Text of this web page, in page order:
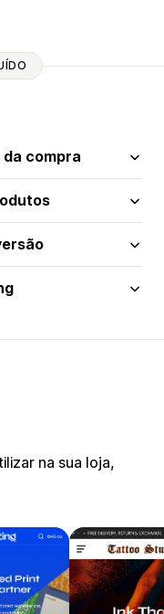
compra
na sua loja,